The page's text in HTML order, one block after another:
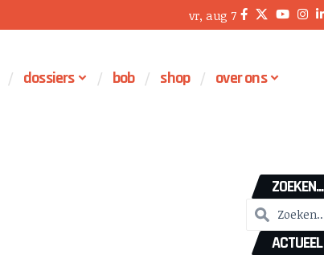
vr, aug 7
dossiers bob shop over ons
ZOEKEN...
ACTUEEL